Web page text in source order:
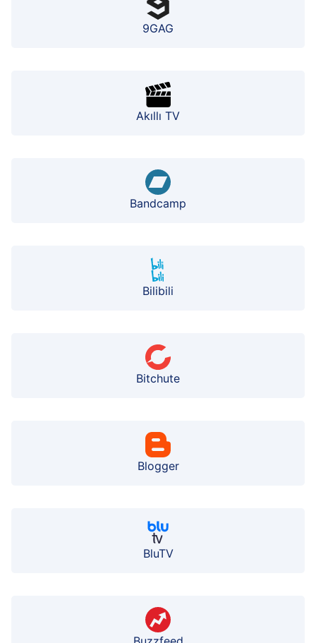
9GAG
Akıllı TV
Bandcamp
Bilibili
Bitchute
Blogger
BluTV